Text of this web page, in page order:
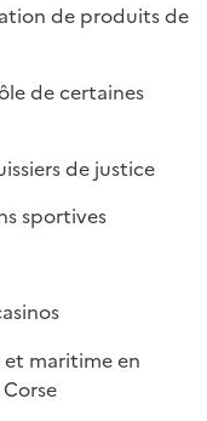
de produits de
de certaines
de justice
sportives
maritime en